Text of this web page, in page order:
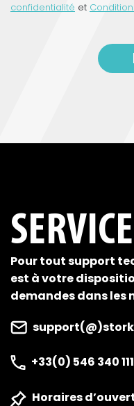
confidentialité et
Pour tout support
est à votre
demandes dans les
+33(0) 546 340 111
Horaires